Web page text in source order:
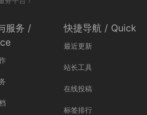
服务 /
快捷导航 / Quick
最近更新
站长工具
在线投稿
标签排行